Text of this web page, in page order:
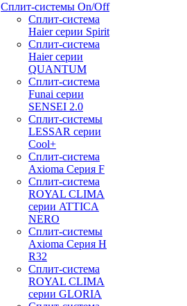
Сплит-системы On/Off
Сплит-система
Haier серии Spirit
Сплит-система
Haier серии
QUANTUM
Сплит-система
Funai серии
SENSEI 2.0
Сплит-системы
LESSAR серии
Cool+
Сплит-система
Axioma Серия F
Сплит-система
ROYAL CLIMA
серии ATTICA
NERO
Сплит-системы
Axioma Серия H
R32
Сплит-система
ROYAL CLIMA
серии GLORIA